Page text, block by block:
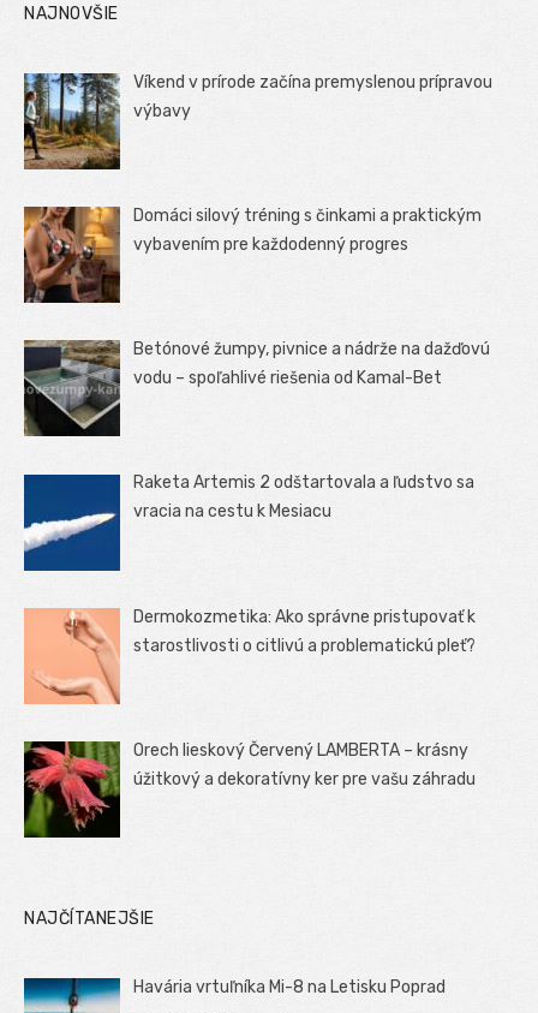
NAJNOVŠIE
Víkend v prírode začína premyslenou prípravou
výbavy
Domáci silový tréning s činkami a praktickým
vybavením pre každodenný progres
Betónové žumpy, pivnice a nádrže na dažďovú
vodu – spoľahlivé riešenia od Kamal-Bet
Raketa Artemis 2 odštartovala a ľudstvo sa
vracia na cestu k Mesiacu
Dermokozmetika: Ako správne pristupovať k
starostlivosti o citlivú a problematickú pleť?
Orech lieskový Červený LAMBERTA – krásny
úžitkový a dekoratívny ker pre vašu záhradu
NAJČÍTANEJŠIE
Havária vrtuľníka Mi-8 na Letisku Poprad